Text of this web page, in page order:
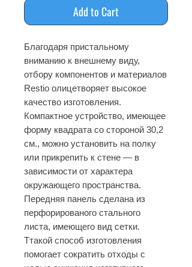
Add to Cart
Благодаря пристальному
вниманию к внешнему виду,
отбору компонентов и материалов
Restio олицетворяет высокое
качество изготовления.
Компактное устройство, имеющее
форму квадрата со стороной 30,2
см., можно установить на полку
или прикрепить к стене — в
зависимости от характера
окружающего пространства.
Передняя панель сделана из
перфорированого стального
листа, имеющего вид сетки.
Ттакой способ изготовления
помогает сократить отходы с